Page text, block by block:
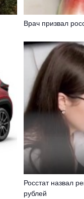
Врач призвал
Росстат назвал
рублей